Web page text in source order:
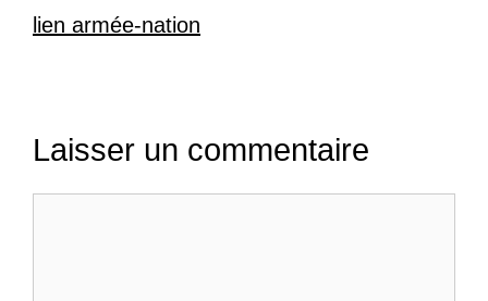
lien armée-nation
Laisser un commentaire